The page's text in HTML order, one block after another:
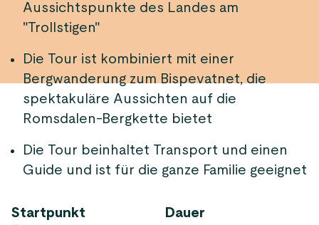
Aussichtspunkte des Landes am
"Trollstigen"
Die Tour ist kombiniert mit einer
Bergwanderung zum Bispevatnet, die
spektakuläre Aussichten auf die
Romsdalen-Bergkette bietet
Die Tour beinhaltet Transport und einen
Guide und ist für die ganze Familie geeignet
Startpunkt
Dauer